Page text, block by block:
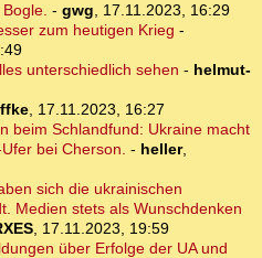
- gwg, 17.11.2023, 16:29
zum heutigen Krieg -
unterschiedlich sehen - helmut-
, 17.11.2023, 16:27
beim Schlandfund: Ukraine macht
bei Cherson. - heller,
sich die ukrainischen
Medien stets als Wunschdenken
, 17.11.2023, 19:59
über Erfolge der UA und